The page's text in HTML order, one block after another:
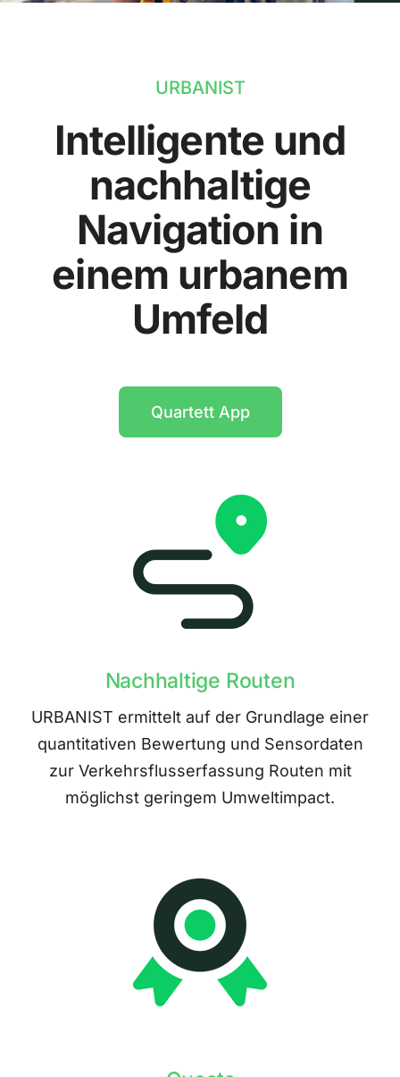
URBANIST
Intelligente und
nachhaltige
Navigation in
einem urbanem
Umfeld
Quartett App
Nachhaltige Routen
URBANIST ermittelt auf der Grundlage einer
quantitativen Bewertung und Sensordaten
zur Verkehrsflusserfassung Routen mit
möglichst geringem Umweltimpact.